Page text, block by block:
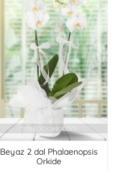
Beyaz 2 dal Phalaenopsis
Orkide